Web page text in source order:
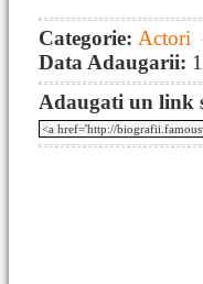
Categorie: Actori
Data Adaugarii:
Adaugati un link